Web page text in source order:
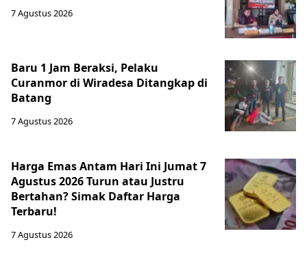
7 Agustus 2026
Baru 1 Jam Beraksi, Pelaku
Curanmor di Wiradesa Ditangkap di
Batang
7 Agustus 2026
Harga Emas Antam Hari Ini Jumat 7
Agustus 2026 Turun atau Justru
Bertahan? Simak Daftar Harga
Terbaru!
7 Agustus 2026